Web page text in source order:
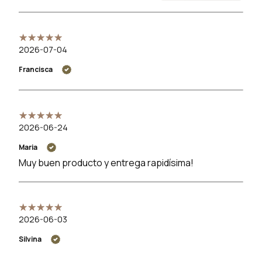
2026-07-04
Francisca
2026-06-24
Maria
Muy buen producto y entrega rapidísima!
2026-06-03
Silvina